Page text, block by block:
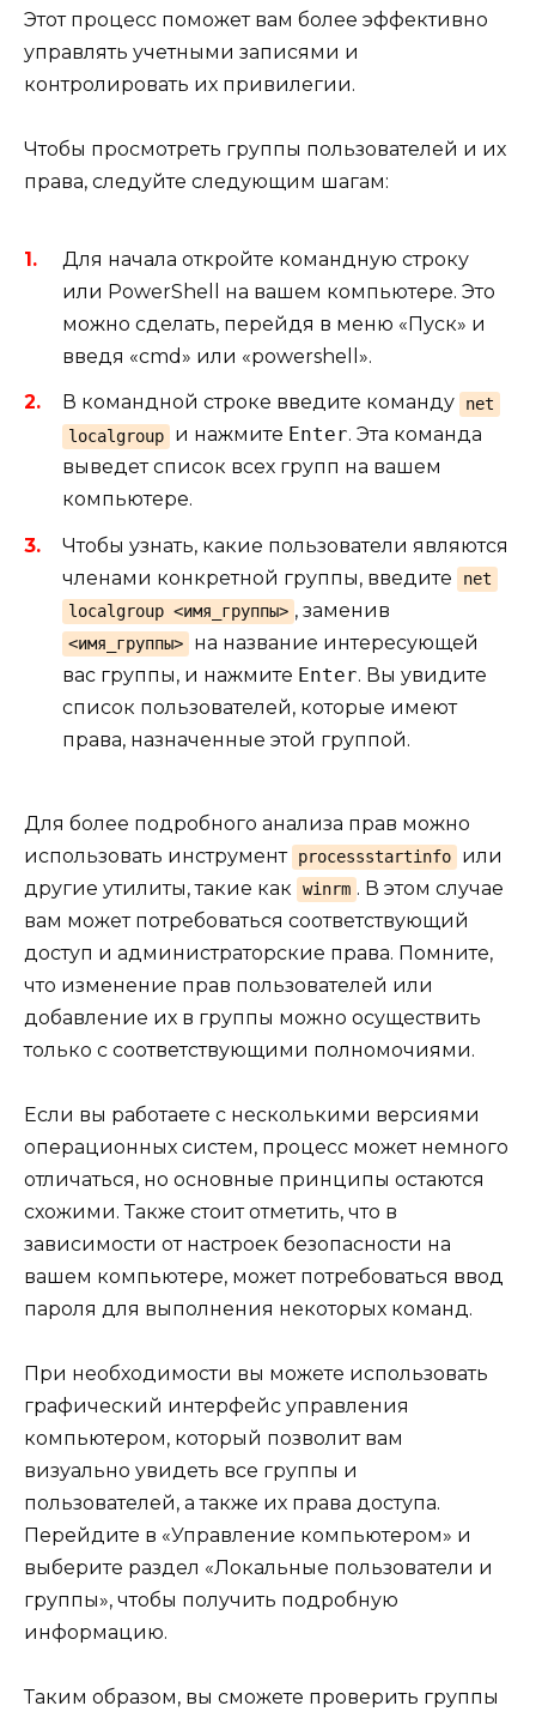
Этот процесс поможет вам более эффективно
управлять учетными записями и
контролировать их привилегии.
Чтобы просмотреть группы пользователей и их
права, следуйте следующим шагам:
Для начала откройте командную строку
или PowerShell на вашем компьютере. Это
можно сделать, перейдя в меню «Пуск» и
введя «cmd» или «powershell».
В командной строке введите команду
net
localgroup
и нажмите Enter. Эта команда
выведет список всех групп на вашем
компьютере.
Чтобы узнать, какие пользователи являются
членами конкретной группы, введите
net
localgroup <имя_группы> , заменив
<имя_группы>
на название интересующей
вас группы, и нажмите Enter. Вы увидите
список пользователей, которые имеют
права, назначенные этой группой.
Для более подробного анализа прав можно
использовать инструмент processstartinfo
или
другие утилиты, такие как
winrm . В этом случае
вам может потребоваться соответствующий
доступ и администраторские права. Помните,
что изменение прав пользователей или
добавление их в группы можно осуществить
только с соответствующими полномочиями.
Если вы работаете с несколькими версиями
операционных систем, процесс может немного
отличаться, но основные принципы остаются
схожими. Также стоит отметить, что в
зависимости от настроек безопасности на
вашем компьютере, может потребоваться ввод
пароля для выполнения некоторых команд.
При необходимости вы можете использовать
графический интерфейс управления
компьютером, который позволит вам
визуально увидеть все группы и
пользователей, а также их права доступа.
Перейдите в «Управление компьютером» и
выберите раздел «Локальные пользователи и
группы», чтобы получить подробную
информацию.
Таким образом, вы сможете проверить группы